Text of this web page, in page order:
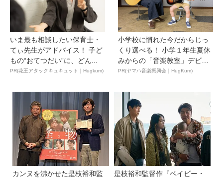
いま最も相談したい保育士・
てぃ先生がアドバイス！ 子ど
もの“おてつだい”に、どん...
PR(花王アタックキュキュット｜Hugkum)
小学校に慣れた今だからじっ
くり選べる！ 小学１年生夏休
みからの「音楽教室」デビ
ュ...
PR(ヤマハ音楽振興会｜HugKum)
カンヌを沸かせた是枝裕和監
是枝裕和監督作『ベイビー・